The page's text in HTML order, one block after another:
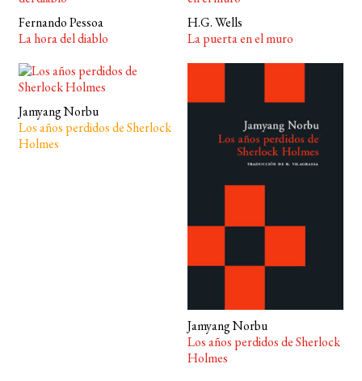
Fernando Pessoa
La hora del diablo
H.G. Wells
La puerta en el muro
Jamyang Norbu
Los años perdidos de Sherlock
Holmes
Jamyang Norbu
Los años perdidos de Sherlock
Holmes